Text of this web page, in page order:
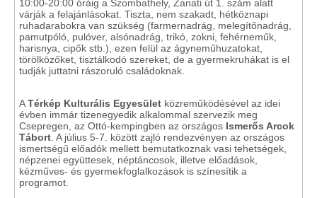
10:00-20:00 óráig a Szombathely, Zanati út 1. szám alatt
várják a felajánlásokat. Tiszta, nem szakadt, hétköznapi
ruhadarabokra van szükség (farmernadrág, melegítőnadrág,
pamutpóló, pulóver, alsónadrág, trikó, zokni, fehérneműk,
harisnya, cipők stb.), ezen felül az ágyneműhuzatokat,
törölközőket, tisztálkodó szereket, de a gyermekruhákat is el
tudják juttatni rászoruló családoknak.
ATérkép Kulturális Egyesület közreműködésével az idei
évben immár tizenegyedik alkalommal szervezik meg
Csepregen, az Ottó-kempingben az országos Ismerős Arcok
Tábort . A július 5-7. között zajló rendezvényen az országos
ismertségű előadók mellett bemutatkoznak vasi tehetségek,
népzenei együttesek, néptáncosok, illetve előadások,
kézműves- és gyermekfoglalkozások is színesítik a
programot.